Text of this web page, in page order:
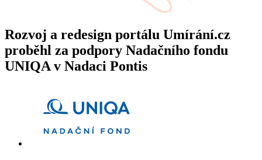
Rozvoj a redesign portálu Umírání.cz
proběhl za podpory Nadačního fondu
UNIQA v Nadaci Pontis